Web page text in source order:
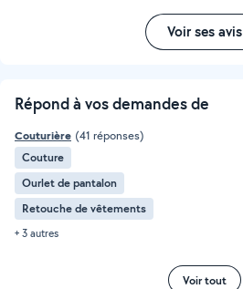
Voir ses avis
Répond à vos demandes de
Couturière (41 réponses)
Couture
Ourlet de pantalon
Retouche de vêtements
+ 3 autres
Voir tout